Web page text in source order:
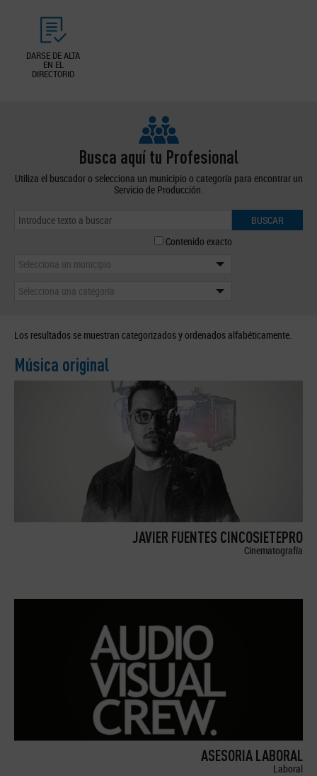
DARSE DE ALTA
EN EL
DIRECTORIO
Busca aquí tu Profesional
Utiliza el buscador o selecciona un municipio o categoría para encontrar un
Servicio de Producción.
BUSCAR
Contenido exacto
Selecciona un municipio
Selecciona una categoría
Los resultados se muestran categorizados y ordenados alfabéticamente.
Música original
JAVIER FUENTES CINCOSIETEPRO
Cinematografía
ASESORIA LABORAL
Laboral